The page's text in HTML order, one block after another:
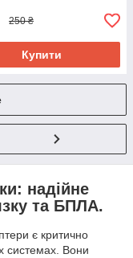
250 ₴
Купити
надійне
та БПЛА.
є критично
системах. Вони